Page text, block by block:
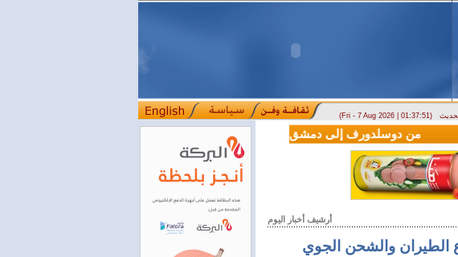
(Fri - 7 Aug 2026 | 01:37:51)
أرشيف أخبار اليوم
الطيران والشحن الجوي